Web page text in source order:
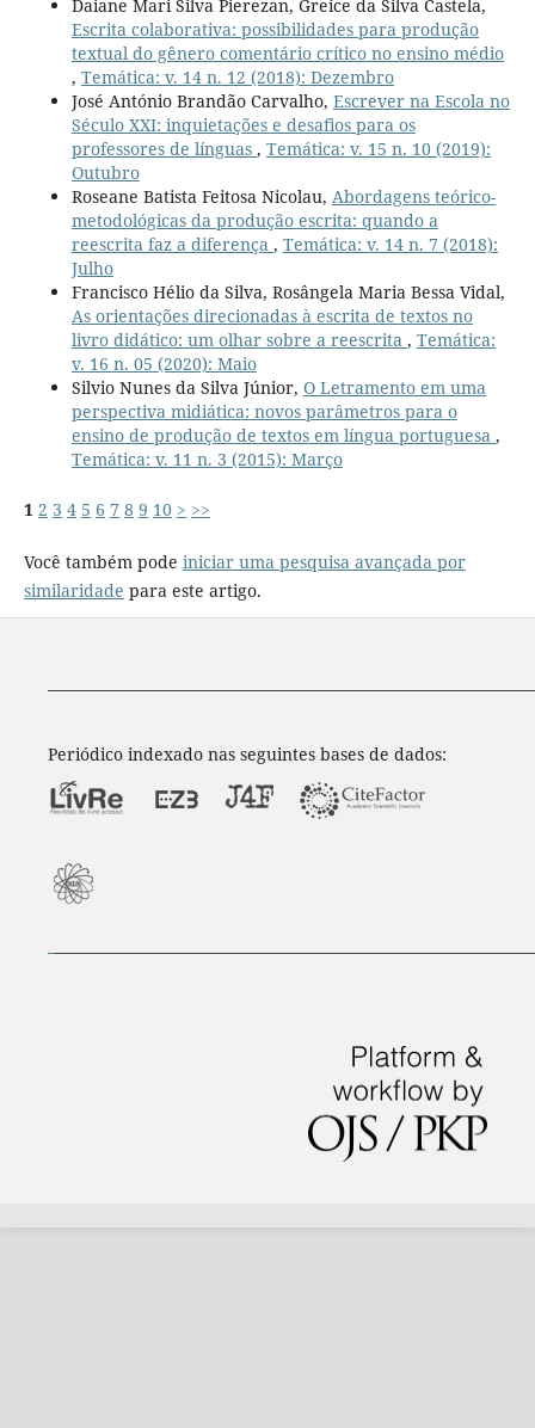
Daiane Mari Silva Pierezan, Greice da Silva Castela,
Escrita colaborativa: possibilidades para produção
textual do gênero comentário crítico no ensino médio
, Temática: v. 14 n. 12 (2018): Dezembro
José António Brandão Carvalho, Escrever na Escola no
Século XXI: inquietações e desafios para os
professores de línguas , Temática: v. 15 n. 10 (2019):
Outubro
Roseane Batista Feitosa Nicolau, Abordagens teórico-
metodológicas da produção escrita: quando a
reescrita faz a diferença , Temática: v. 14 n. 7 (2018):
Julho
Francisco Hélio da Silva, Rosângela Maria Bessa Vidal,
As orientações direcionadas à escrita de textos no
livro didático: um olhar sobre a reescrita , Temática:
v. 16 n. 05 (2020): Maio
Silvio Nunes da Silva Júnior, O Letramento em uma
perspectiva midiática: novos parâmetros para o
ensino de produção de textos em língua portuguesa ,
Temática: v. 11 n. 3 (2015): Março
1 2 3 4 5 6 7 8 9 10 > >>
Você também pode iniciar uma pesquisa avançada por
similaridade para este artigo.
Periódico indexado nas seguintes bases de dados: